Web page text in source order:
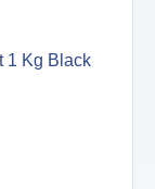
1 Kg Black